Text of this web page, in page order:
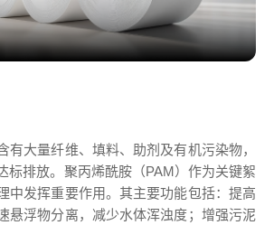
有大量纤维、填料、助剂及有机污染物，
标排放。聚丙烯酰胺（PAM）作为关键絮
中发挥重要作用。其主要功能包括：提高
悬浮物分离，减少水体浑浊度；增强污泥